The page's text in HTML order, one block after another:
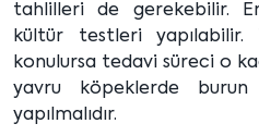
tahlilleri de gerekebilir.
kültür testleri
konulursa tedavi süreci o
yavru köpeklerde burun
yapılmalıdır.